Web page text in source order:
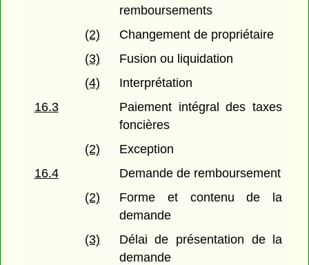
remboursements
(2)
Changement de propriétaire
(3)
Fusion ou liquidation
(4)
Interprétation
16.3
Paiement intégral des taxes
foncières
(2)
Exception
16.4
Demande de remboursement
(2)
Forme et contenu de la
demande
(3)
Délai de présentation de la
demande